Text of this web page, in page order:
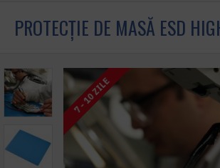
PROTECȚIE DE MASĂ ESD
7 - 10 ZILE